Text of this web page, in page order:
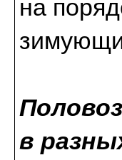
на
в